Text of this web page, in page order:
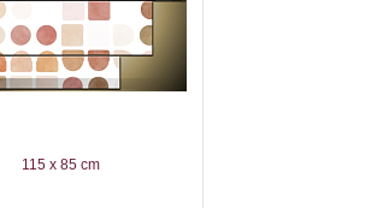
115 x 85 cm